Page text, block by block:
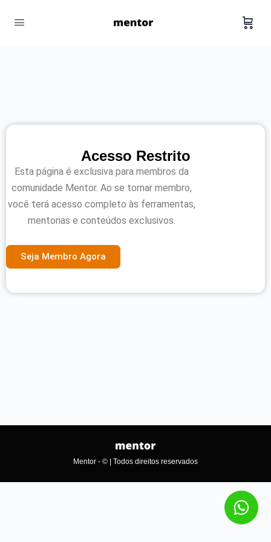
Acesso Restrito
Esta página é exclusiva para membros da
comunidade Mentor. Ao se tornar membro,
você terá acesso completo às ferramentas,
mentorias e conteúdos exclusivos.
Seja Membro Agora
Mentor - © | Todos direitos reservados